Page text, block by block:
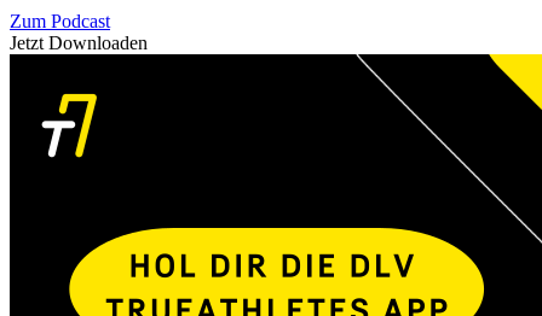
Zum Podcast
Jetzt Downloaden